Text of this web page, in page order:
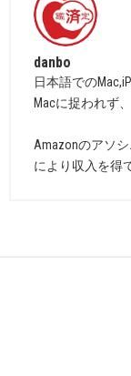
danbo
日本語での
Macに捉われず
Amazonのアソ
により収入を得